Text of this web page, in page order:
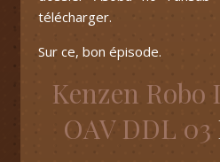
télécharger.
Sur ce, bon épisode.
Kenzen
OAV DDL 03